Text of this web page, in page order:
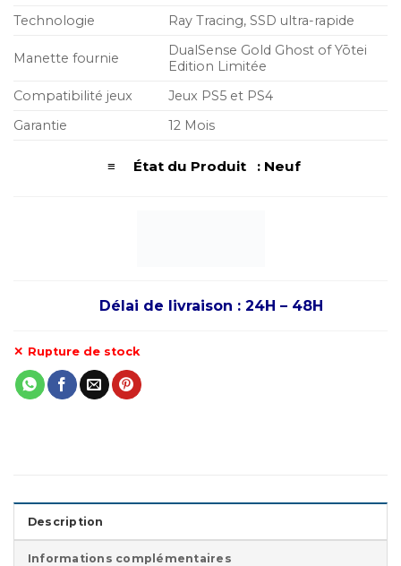
Technologie
Ray Tracing, SSD ultra-rapide
Manette fournie
DualSense Gold Ghost of Yōtei
Edition Limitée
Compatibilité jeux
Jeux PS5 et PS4
Garantie
12 Mois
≡ État du Produit : Neuf
Délai de livraison : 24H – 48H
Rupture de stock
Description
Informations complémentaires